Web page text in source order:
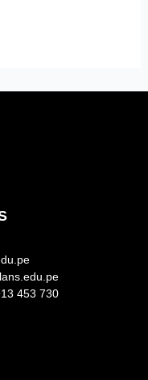
453 730